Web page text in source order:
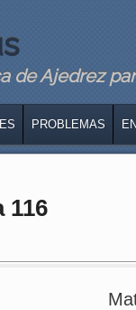
de Ajedrez
PROBLEMAS
116